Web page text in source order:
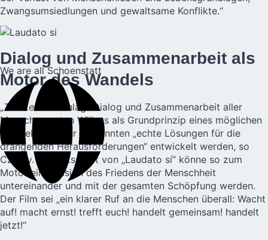
Zwangsumsiedlungen und gewaltsame Konflikte.“
Dialog und Zusammenarbeit als
Motor des Wandels
„The Letter
“ schlägt Dialog und Zusammenarbeit aller
Menschen guten Willens als Grundprinzip eines möglichen
Wandels vor. Nur so könnten „echte Lösungen für die
drängenden Herausforderungen“ entwickelt werden, so
Czerny. Die Botschaft von „Laudato sí“ könne so zum
Motor einer Vision des Friedens der Menschheit
untereinander und mit der gesamten Schöpfung werden.
Der Film sei „ein klarer Ruf an die Menschen überall: Wacht
auf! macht ernst! trefft euch! handelt gemeinsam! handelt
jetzt!“
We are all Schoenstatt